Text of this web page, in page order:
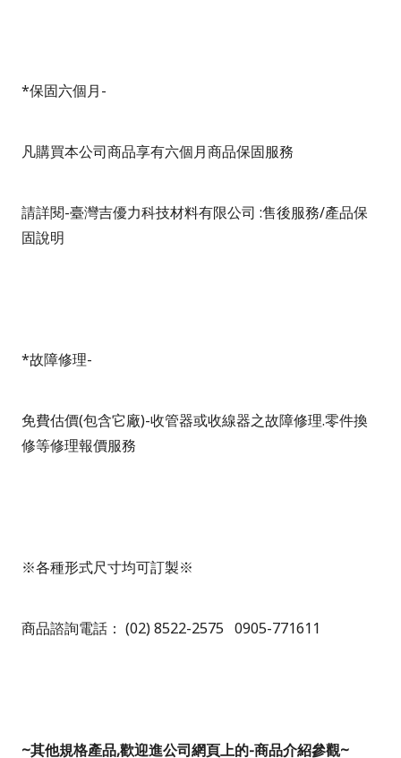
*保固六個月-
凡購買本公司商品享有六個月商品保固服務
請詳閱-臺灣吉優力科技材料有限公司 :售後服務/產品保
固說明
*故障修理-
免費估價(包含它廠)-收管器或收線器之故障修理.零件換
修等修理報價服務
※各種形式尺寸均可訂製※
商品諮詢電話： (02) 8522-2575 0905-771611
~其他規格產品,歡迎進公司網頁上的-商品介紹參觀~